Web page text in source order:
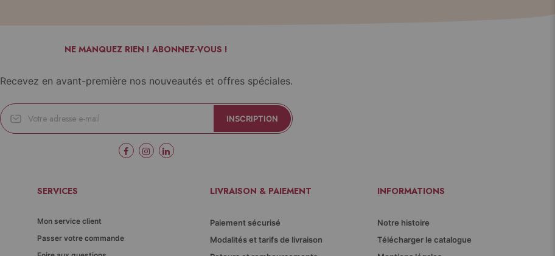
NE MANQUEZ RIEN ! ABONNEZ-VOUS !
Recevez en avant-première nos nouveautés et offres spéciales.
INSCRIPTION
SERVICES
Mon service client
Passer votre commande
LIVRAISON & PAIEMENT
Paiement sécurisé
Modalités et tarifs de livraison
INFORMATIONS
Notre histoire
Télécharger le catalogue